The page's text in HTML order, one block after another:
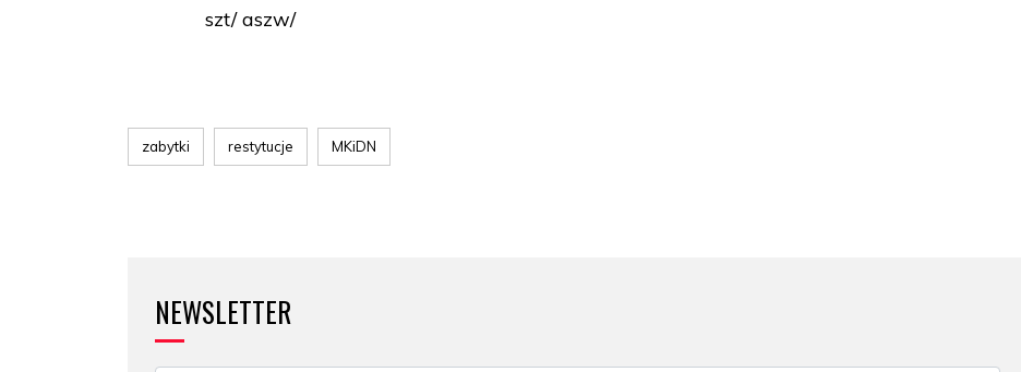
szt/ aszw/
zabytki restytucje MKiDN
NEWSLETTER